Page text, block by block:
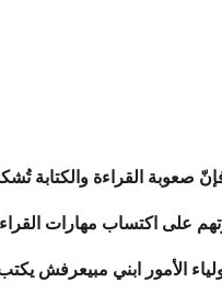
صعوبة القراءة والكتابة
على اكتساب مهارات
الأمور ابني مبيعرفش